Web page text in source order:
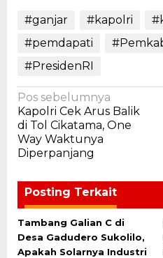
#ganjar #kapolri
#pemdapati
#PresidenRI
Navigasi
pos
Pos sebelumnya
Kapolri Cek Arus Balik
di Tol Cikatama, One
Way Waktunya
Diperpanjang
Posting Terkait
Tambang Galian C di
Desa Gadudero Sukolilo,
Apakah Solarnya Industri